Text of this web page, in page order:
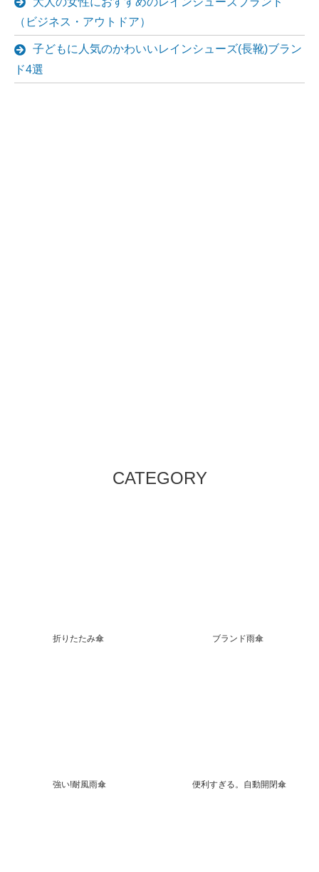
（ビジネス・アウトドア）
子どもに人気のかわいいレインシューズ(長靴)ブラン
ド4選
CATEGORY
折りたたみ傘 ブランド雨傘
強い!耐風雨傘 便利すぎる。自動開閉傘